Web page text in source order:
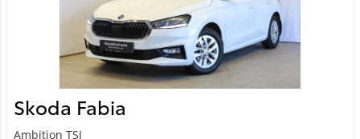
Skoda Fabia
Ambition TSI